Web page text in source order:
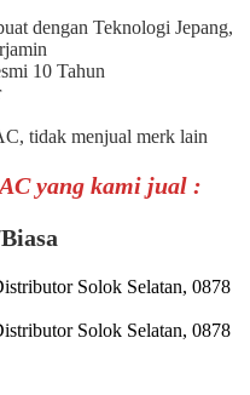
dengan Teknologi Jepang,
10 Tahun
tidak menjual merk lain
yang kami jual :